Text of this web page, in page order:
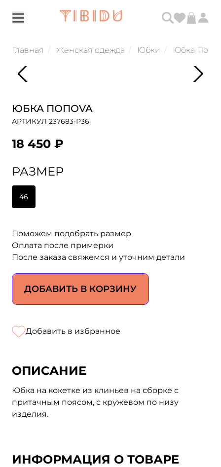
Главная Женская одежда Юбки Юбка
ЮБКА ПОПОVA
АРТИКУЛ 237683-Р36
18 450 ₽
РАЗМЕР
46
Поможем подобрать размер
Оплата после примерки
После заказа свяжемся и уточним детали
ДОБАВИТЬ В КОРЗИНУ
Добавить в избранное
ОПИСАНИЕ
Юбка на кокетке из клиньев на сборке с
притачным поясом, с кружевом по низу
изделия.
ИНФОРМАЦИЯ О ТОВАРЕ